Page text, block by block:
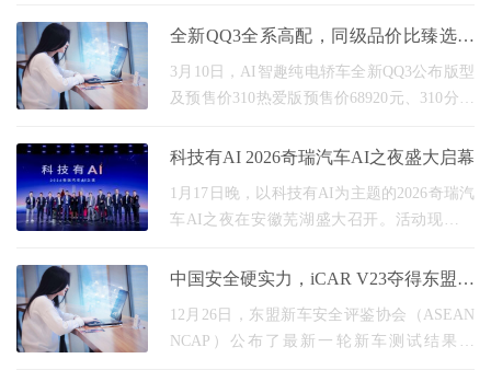
全为核心，重构了纯电小车的价值标准，于
全新QQ3全系高配，同级品价比臻选座
驾
3月10日，AI智趣纯电轿车全新QQ3公布版型
及预售价310热爱版预售价68920元、310分享
元、420分享版预售价89985元。 综观当下A0
科技有AI 2026奇瑞汽车AI之夜盛大启幕
1月17日晚，以科技有AI为主题的2026奇瑞汽
车AI之夜在安徽芜湖盛大召开。活动现场，
更携超级AI智能体小奇同学、猎鹰智驾、灵
中国安全硬实力，iCAR V23夺得东盟最
高五星认证，树立全球安全标杆
12月26日，东盟新车安全评鉴协会（ASEAN
NCAP）公布了最新一轮新车测试结果，